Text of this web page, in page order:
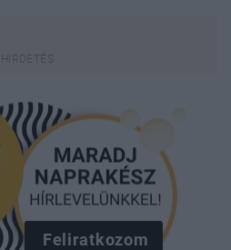
Feliratkozom